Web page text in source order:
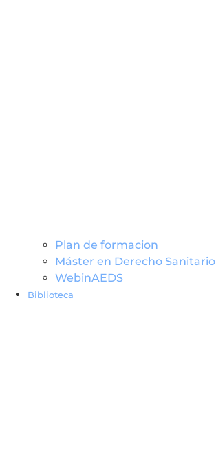
Plan de formacion
Máster en Derecho Sanitario
WebinAEDS
Biblioteca